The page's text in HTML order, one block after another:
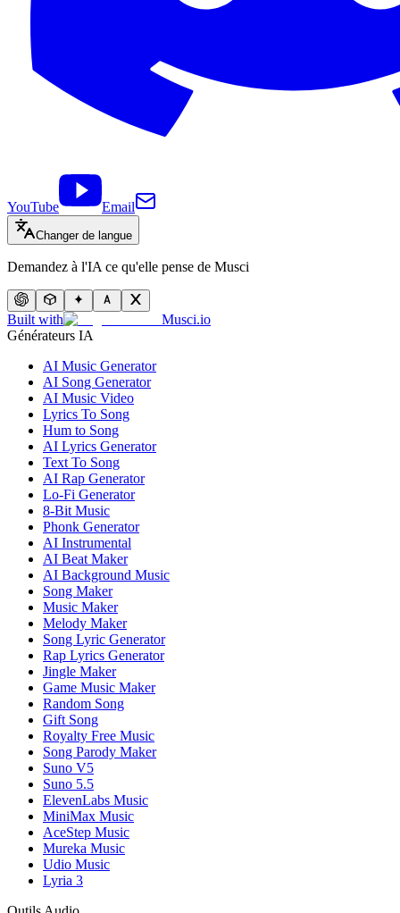
YouTube Email
Changer de langue
Demandez à l'IA ce qu'elle pense de Musci
Built with
Musci.io
Générateurs IA
AI Music Generator
AI Song Generator
AI Music Video
Lyrics To Song
Hum to Song
AI Lyrics Generator
Text To Song
AI Rap Generator
Lo-Fi Generator
8-Bit Music
Phonk Generator
AI Instrumental
AI Beat Maker
AI Background Music
Song Maker
Music Maker
Melody Maker
Song Lyric Generator
Rap Lyrics Generator
Jingle Maker
Game Music Maker
Random Song
Gift Song
Royalty Free Music
Song Parody Maker
Suno V5
Suno 5.5
ElevenLabs Music
MiniMax Music
AceStep Music
Mureka Music
Udio Music
Lyria 3